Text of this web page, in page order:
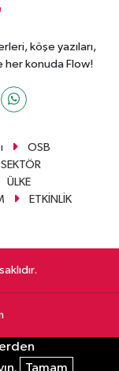
köşe yazıları,
konuda Flow!
OSB
SEKTÖR
ÜLKE
ETKİNLİK
Tamam